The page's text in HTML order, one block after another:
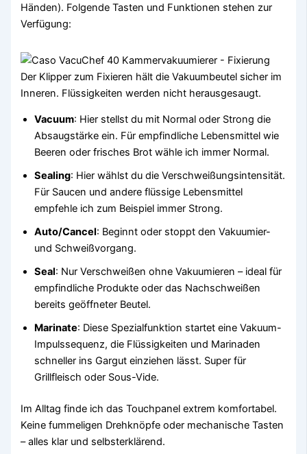
Händen). Folgende Tasten und Funktionen stehen zur
Verfügung:
Der Klipper zum Fixieren hält die Vakuumbeutel sicher im
Inneren. Flüssigkeiten werden nicht herausgesaugt.
Vacuum: Hier stellst du mit Normal oder Strong die
Absaugstärke ein. Für empfindliche Lebensmittel wie
Beeren oder frisches Brot wähle ich immer Normal.
Sealing: Hier wählst du die Verschweißungsintensität.
Für Saucen und andere flüssige Lebensmittel
empfehle ich zum Beispiel immer Strong.
Auto/Cancel: Beginnt oder stoppt den Vakuumier-
und Schweißvorgang.
Seal: Nur Verschweißen ohne Vakuumieren – ideal für
empfindliche Produkte oder das Nachschweißen
bereits geöffneter Beutel.
Marinate: Diese Spezialfunktion startet eine Vakuum-
Impulssequenz, die Flüssigkeiten und Marinaden
schneller ins Gargut einziehen lässt. Super für
Grillfleisch oder Sous-Vide.
Im Alltag finde ich das Touchpanel extrem komfortabel.
Keine fummeligen Drehknöpfe oder mechanische Tasten
– alles klar und selbsterklärend.